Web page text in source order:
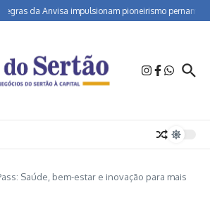
da Anvisa impulsionam pioneirismo
Saúde, bem-estar e inovação para mais